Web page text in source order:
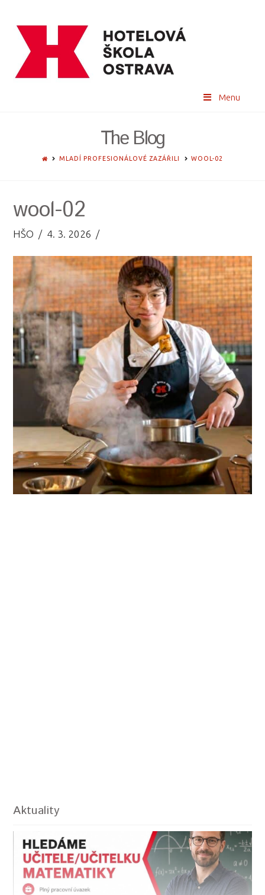
Menu
The Blog
HOMEMLADÍ PROFESIONÁLOVÉ ZAZÁŘILI WOOL-02
wool-02
HŠO 4. 3. 2026
Aktuality